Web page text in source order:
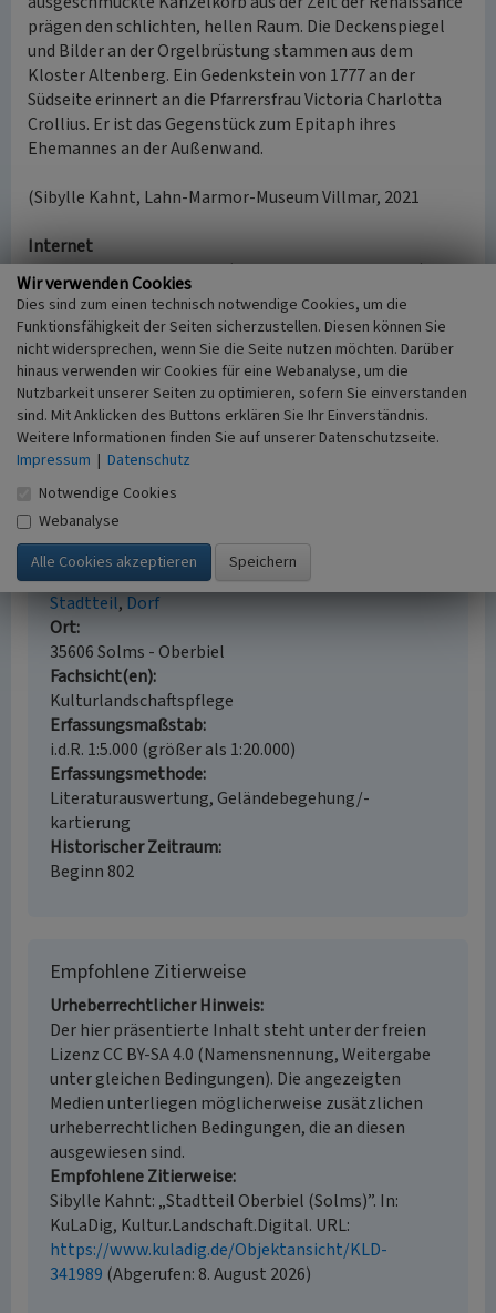
prägen den schlichten, hellen Raum. Die Deckenspiegel
und Bilder an der Orgelbrüstung stammen aus dem
Kloster Altenberg. Ein Gedenkstein von 1777 an der
Südseite erinnert an die Pfarrersfrau Victoria Charlotta
Crollius. Er ist das Gegenstück zum Epitaph ihres
Ehemannes an der Außenwand.
(Sibylle Kahnt, Lahn-Marmor-Museum Villmar, 2021
Internet
de.wikipedia.org: Oberbiel (abgerufen am 12.08.2021)
Literatur
Dehio, Georg (1982) Handbuch der deutschen
Kunstdenkmäler. Hessen. München, Berlin.
Georg, Rolf; Haus, Rainer; Porezag, Karsten
(1985) Eisenerzbergbau in Hessen. Wetzlar.
Stadtteil Oberbiel (Solms)
Schlagwörter
Stadtteil Dorf
Ort
35606 Solms - Oberbiel
Fachsicht(en)
Kulturlandschaftspflege
Erfassungsmaßstab
i.d.R. 1:5.000 (größer als 1:20.000)
Erfassungsmethode
Literaturauswertung, Geländebegehung/-
kartierung
Historischer Zeitraum
Beginn 802
Empfohlene Zitierweise
Urheberrechtlicher Hinweis
Der hier präsentierte Inhalt steht unter der freien
Lizenz CC BY-SA 4.0 (Namensnennung, Weitergabe
unter gleichen Bedingungen). Die angezeigten
Medien unterliegen möglicherweise zusätzlichen
urheberrechtlichen Bedingungen, die an diesen
ausgewiesen sind.
Empfohlene Zitierweise
Sibylle Kahnt: „Stadtteil Oberbiel (Solms)”. In:
KuLaDig, Kultur.Landschaft.Digital. URL:
https://www.kuladig.de/Objektansicht/KLD-
341989 (Abgerufen: 8. August 2026)
Wir verwenden Cookies
Dies sind zum einen technisch notwendige Cookies, um die
Funktionsfähigkeit der Seiten sicherzustellen. Diesen können Sie
nicht widersprechen, wenn Sie die Seite nutzen möchten. Darüber
hinaus verwenden wir Cookies für eine Webanalyse, um die
Nutzbarkeit unserer Seiten zu optimieren, sofern Sie einverstanden
sind. Mit Anklicken des Buttons erklären Sie Ihr Einverständnis.
Weitere Informationen finden Sie auf unserer Datenschutzseite.
Impressum | Datenschutz
Notwendige Cookies
Webanalyse